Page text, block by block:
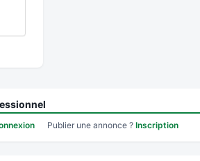
Publier une annonce ? Inscription